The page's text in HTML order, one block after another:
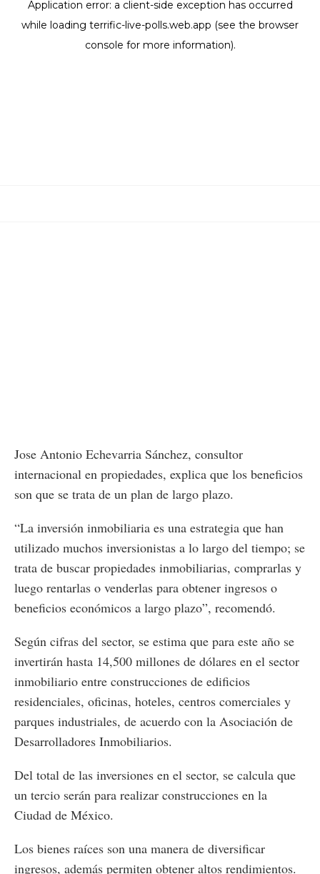
Jose Antonio Echevarria Sánchez, consultor
internacional en propiedades, explica que los beneficios
son que se trata de un plan de largo plazo.
“La inversión inmobiliaria es una estrategia que han
utilizado muchos inversionistas a lo largo del tiempo; se
trata de buscar propiedades inmobiliarias, comprarlas y
luego rentarlas o venderlas para obtener ingresos o
beneficios económicos a largo plazo”, recomendó.
Según cifras del sector, se estima que para este año se
invertirán hasta 14,500 millones de dólares en el sector
inmobiliario entre construcciones de edificios
residenciales, oficinas, hoteles, centros comerciales y
parques industriales, de acuerdo con la Asociación de
Desarrolladores Inmobiliarios.
Del total de las inversiones en el sector, se calcula que
un tercio serán para realizar construcciones en la
Ciudad de México.
Los bienes raíces son una manera de diversificar
ingresos, además permiten obtener altos rendimientos.